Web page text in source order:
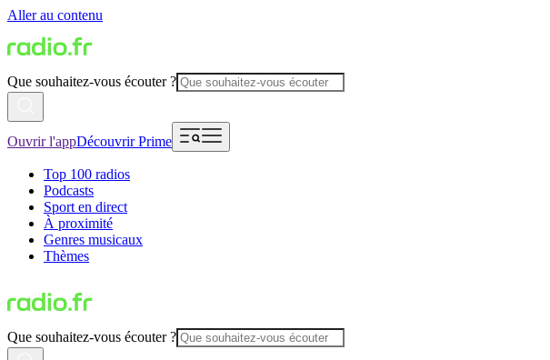
Aller au contenu
Que souhaitez-vous écouter ?
Ouvrir l'appDécouvrir Prime
Top 100 radios
Podcasts
Sport en direct
À proximité
Genres musicaux
Thèmes
Que souhaitez-vous écouter ?